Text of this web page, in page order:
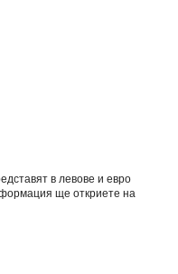
в левове и евро
ще откриете на